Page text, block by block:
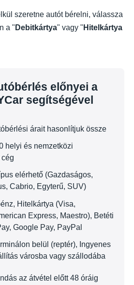
szeretne autót bérelni, válassza
a " Debitkártya" vagy " Hitelkártya
előnyei a
segítségével
árait hasonlítjuk össze
helyi és nemzetközi
elérhető (Gazdaságos,
Cabrio, Egyterű, SUV)
Hitelkártya (Visa,
Express, Maestro), Betéti
Google Pay, PayPal
belül (reptér), Ingyenes
városba vagy szállodába
az átvétel előtt 48 óráig